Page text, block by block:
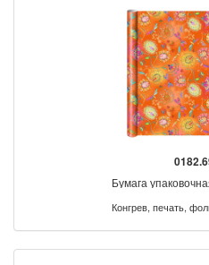
Бумага
Конгрев, печать,